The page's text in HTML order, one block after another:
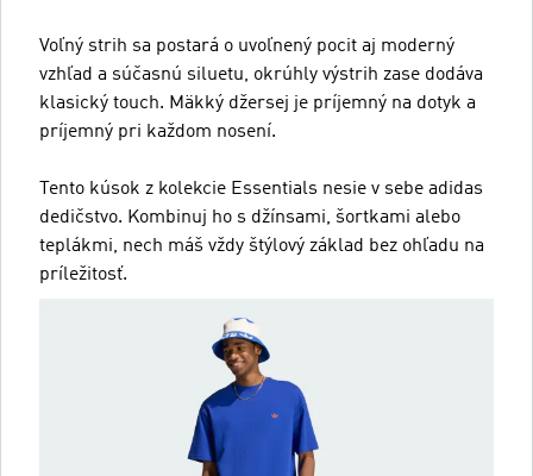
Voľný strih sa postará o uvoľnený pocit aj moderný
vzhľad a súčasnú siluetu, okrúhly výstrih zase dodáva
klasický touch. Mäkký džersej je príjemný na dotyk a
príjemný pri každom nosení.
Tento kúsok z kolekcie Essentials nesie v sebe adidas
dedičstvo. Kombinuj ho s džínsami, šortkami alebo
teplákmi, nech máš vždy štýlový základ bez ohľadu na
príležitosť.